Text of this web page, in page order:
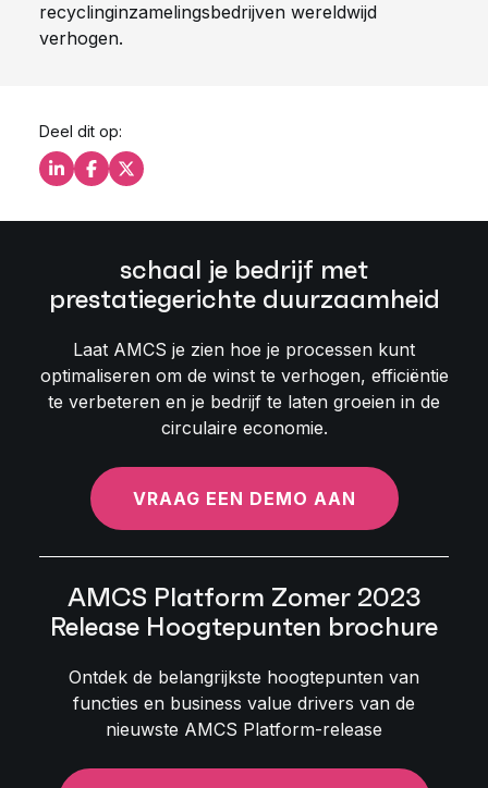
recyclinginzamelingsbedrijven wereldwijd
verhogen.
Deel dit op:
Deel dit op LinkedIn
Deel dit op Facebook
Deel dit op X
schaal je bedrijf met
prestatiegerichte duurzaamheid
Laat AMCS je zien hoe je processen kunt
optimaliseren om de winst te verhogen, efficiëntie
te verbeteren en je bedrijf te laten groeien in de
circulaire economie.
VRAAG EEN DEMO AAN
AMCS Platform Zomer 2023
Release Hoogtepunten brochure
Ontdek de belangrijkste hoogtepunten van
functies en business value drivers van de
nieuwste AMCS Platform-release